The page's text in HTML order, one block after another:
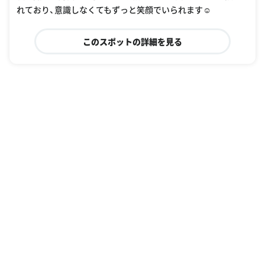
れており、意識しなくてもずっと笑顔でいられます☺︎
このスポットの詳細を見る